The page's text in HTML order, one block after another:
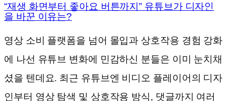
“재생 화면부터 좋아요 버튼까지” 유튜브가 디자인
을 바꾼 이유는?
영상 소비 플랫폼을 넘어 몰입과 상호작용 경험 강화
에 나선 유튜브 변화에 민감하신 분들은 이미 눈치채
셨을 텐데요. 최근 유튜브엔 비디오 플레이어의 디자
인부터 영상 탐색 및 상호작용 방식, 댓글까지 여러